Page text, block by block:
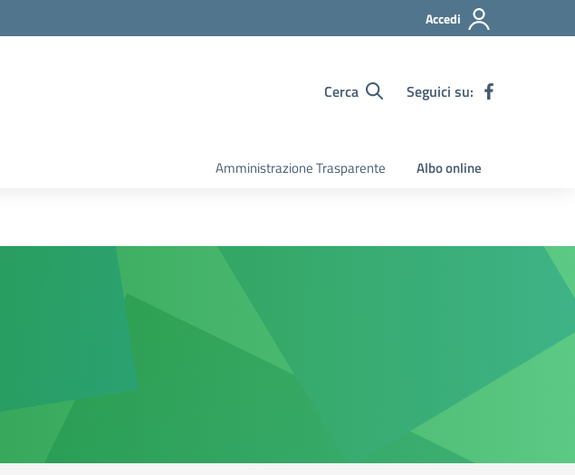
Accedi
Cerca Seguici su:
Amministrazione Trasparente Albo online